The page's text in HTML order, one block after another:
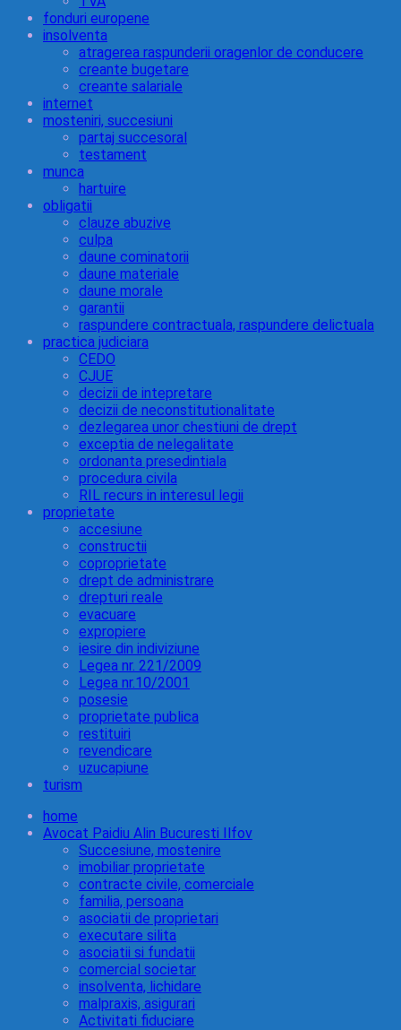
fonduri europene
insolventa
atragerea raspunderii oragenlor de conducere
creante bugetare
creante salariale
internet
mosteniri, succesiuni
partaj succesoral
testament
munca
hartuire
obligatii
clauze abuzive
culpa
daune cominatorii
daune materiale
daune morale
garantii
raspundere contractuala, raspundere delictuala
practica judiciara
CEDO
CJUE
decizii de intepretare
decizii de neconstitutionalitate
dezlegarea unor chestiuni de drept
exceptia de nelegalitate
ordonanta presedintiala
procedura civila
RIL recurs in interesul legii
proprietate
accesiune
constructii
coproprietate
drept de administrare
drepturi reale
evacuare
expropiere
iesire din indiviziune
Legea nr. 221/2009
Legea nr.10/2001
posesie
proprietate publica
restituiri
revendicare
uzucapiune
turism
home
Avocat Paidiu Alin Bucuresti Ilfov
Succesiune, mostenire
imobiliar proprietate
contracte civile, comerciale
familia, persoana
asociatii de proprietari
executare silita
asociatii si fundatii
comercial societar
insolventa, lichidare
malpraxis, asigurari
Activitati fiduciare